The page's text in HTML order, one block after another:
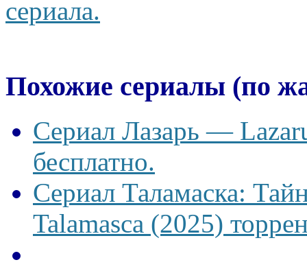
сериала.
Похожие сериалы (по
Сериал Лазарь —
бесплатно.
Сериал Таламаска:
Talamasca (2025)